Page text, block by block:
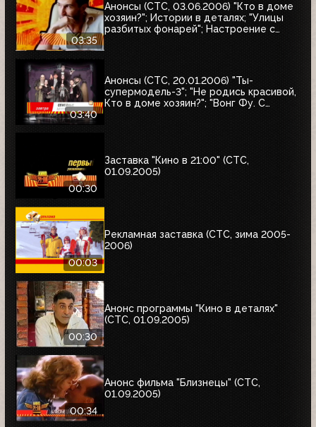
03:35
Анонсы (СТС, 03.06.2006) "Кто в доме
хозяин?"; Истории в деталях; "Улицы
разбитых фонарей"; Настроение с
03:40
Анонсы (СТС, 20.01.2006) "Ты-
супермодель-3"; "Не родись красивой,
Кто в доме хозяин?"; "Вонг Фу. С
00:30
Заставка "Кино в 21:00" (СТС,
01.09.2005)
00:03
Рекламная заставка (СТС, зима 2005-
2006)
00:30
Анонс программы "Кино в деталях"
(СТС, 01.09.2005)
00:34
Анонс фильма "Близнецы" (СТС,
01.09.2005)